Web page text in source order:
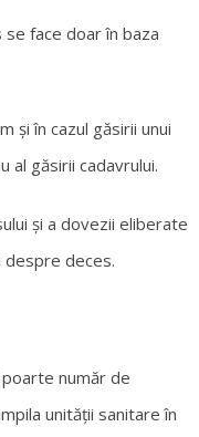
face doar în baza
și în cazul găsirii unui
al găsirii cadavrului.
și a dovezii eliberate
deces.
număr de
unității sanitare în